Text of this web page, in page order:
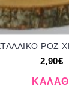
2,90€
ΚΑΛΆΘΙ